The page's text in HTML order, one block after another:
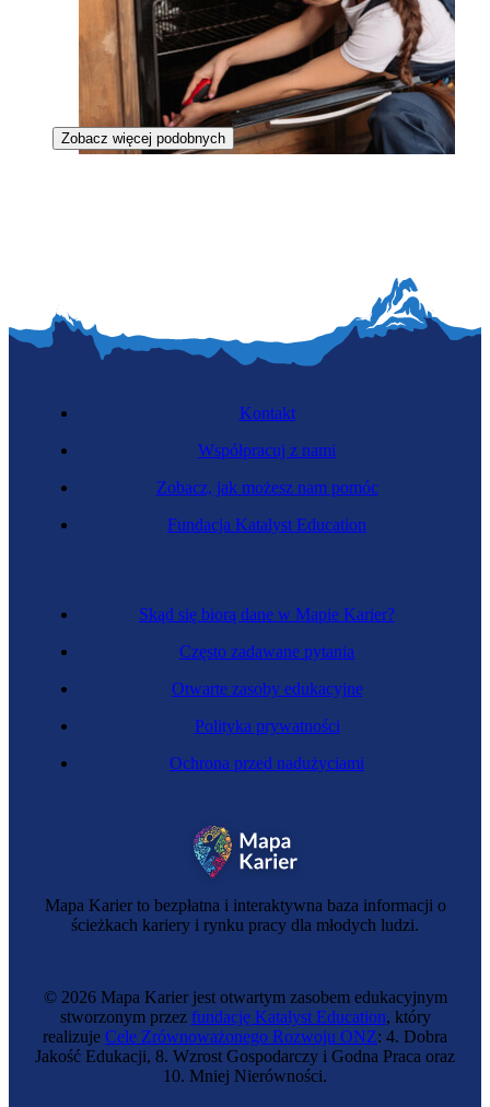
Specjalistka chłodnictwa
Zobacz więcej podobnych
Mapa Karier to bezpłatna i interaktywna baza informacji o
ścieżkach kariery i rynku pracy dla młodych ludzi.
Skąd się biorą dane w Mapie Karier?
Często zadawane pytania
Otwarte zasoby edukacyjne
Polityka prywatności
Ochrona przed nadużyciami
Kontakt
Współpracuj z nami
Zobacz, jak możesz nam pomóc
Fundacja Katalyst Education
© 2026 Mapa Karier jest otwartym zasobem edukacyjnym
stworzonym przez fundację Katalyst Education, który
realizuje Cele Zrównoważonego Rozwoju ONZ: 4. Dobra
Jakość Edukacji, 8. Wzrost Gospodarczy i Godna Praca oraz
10. Mniej Nierówności.